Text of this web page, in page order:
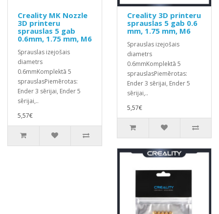
Creality MK Nozzle
3D printeru
sprauslas 5 gab
0.6mm, 1.75 mm, M6
Sprauslas izejošais
diametrs
0.6mmKomplektā 5
sprauslasPiemērotas:
Ender 3 sērijai, Ender 5
sērijai,..
5,57€
Creality 3D printeru
sprauslas 5 gab 0.6
mm, 1.75 mm, M6
Sprauslas izejošais
diametrs
0.6mmKomplektā 5
sprauslasPiemērotas:
Ender 3 sērijai, Ender 5
sērijai,..
5,57€